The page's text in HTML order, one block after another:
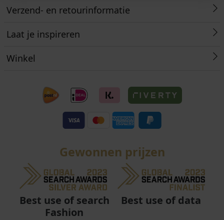
Verzend- en retourinformatie
Laat je inspireren
Winkel
Gewonnen prijzen
Best use of search
Fashion
Best use of data